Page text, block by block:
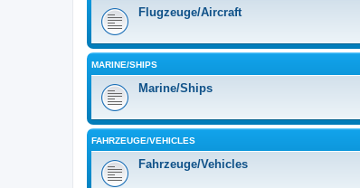
Flugzeuge/Aircraft
MARINE/SHIPS
Marine/Ships
FAHRZEUGE/VEHICLES
Fahrzeuge/Vehicles